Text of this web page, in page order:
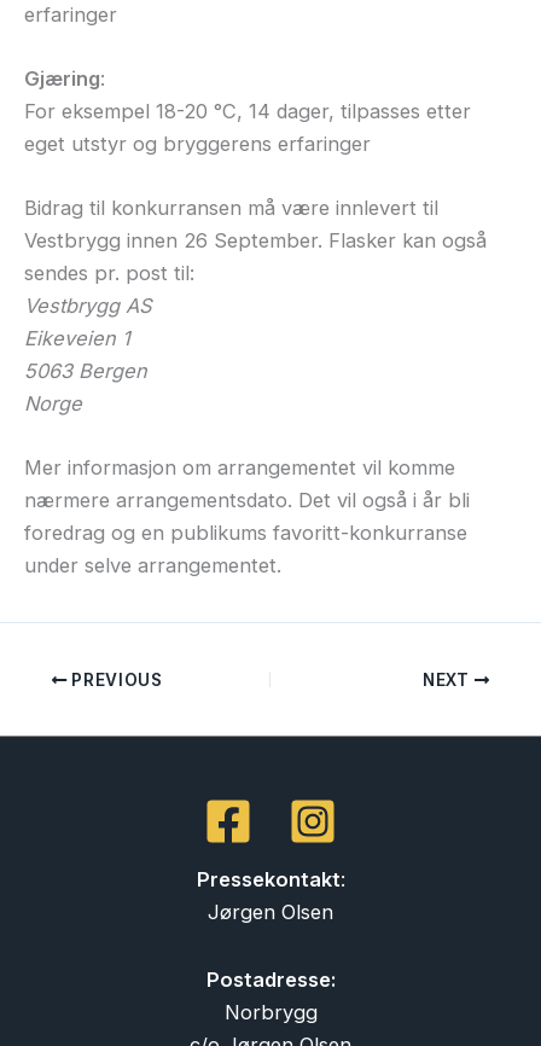
erfaringer
Gjæring:
For eksempel 18-20 °C, 14 dager, tilpasses etter
eget utstyr og bryggerens erfaringer
Bidrag til konkurransen må være innlevert til
Vestbrygg innen 26 September. Flasker kan også
sendes pr. post til:
Vestbrygg AS
Eikeveien 1
5063 Bergen
Norge
Mer informasjon om arrangementet vil komme
nærmere arrangementsdato. Det vil også i år bli
foredrag og en publikums favoritt-konkurranse
under selve arrangementet.
PREVIOUS NEXT
Pressekontakt:
Jørgen Olsen
Postadresse:
Norbrygg